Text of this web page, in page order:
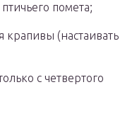
помета;
крапивы (настаивать
с четвертого